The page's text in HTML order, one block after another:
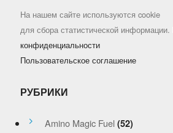
На нашем сайте используются cookie
для сбора статистической информации.
конфиденциальности
Пользовательское соглашение
РУБРИКИ
Amino Magic Fuel (52)